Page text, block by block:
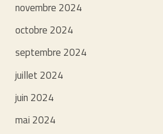
novembre 2024
octobre 2024
septembre 2024
juillet 2024
juin 2024
mai 2024